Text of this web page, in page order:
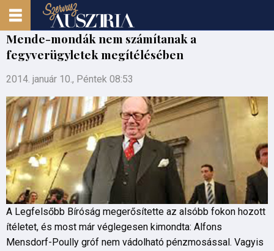
Mende-mondák nem számítanak a
fegyverügyletek megítélésében
2014. január 10., Péntek 08:53
A Legfelsőbb Bíróság megerősítette az alsóbb fokon hozott
ítéletet, és most már véglegesen kimondta: Alfons
Mensdorf-Poully gróf nem vádolható pénzmosással. Vagyis